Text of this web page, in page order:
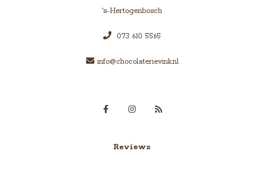
's-Hertogenbosch
073 610 5565
info@chocolaterievink.nl
Reviews